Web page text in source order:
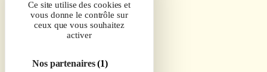
Ce site utilise des cookies et
vous donne le contrôle sur
ceux que vous souhaitez
activer
Nos partenaires(1)